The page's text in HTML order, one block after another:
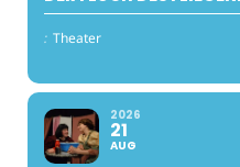
: Theater
2026
21
AUG